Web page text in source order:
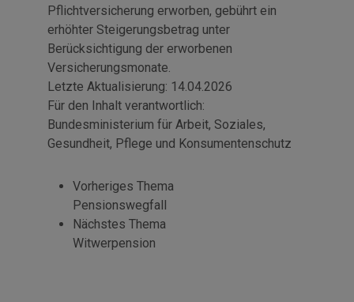
Pflichtversicherung erworben, gebührt ein
erhöhter Steigerungsbetrag unter
Berücksichtigung der erworbenen
Versicherungsmonate.
Letzte Aktualisierung: 14.04.2026
Für den Inhalt verantwortlich:
Bundesministerium für Arbeit, Soziales,
Gesundheit, Pflege und Konsumentenschutz
Vorheriges Thema
Pensionswegfall
Nächstes Thema
Witwerpension